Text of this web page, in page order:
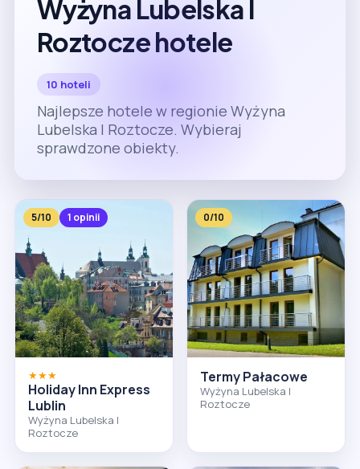
Wyżyna Lubelska I
Roztocze hotele
10 hoteli
Najlepsze hotele w regionie Wyżyna
Lubelska I Roztocze. Wybieraj
sprawdzone obiekty.
5/10 1 opinii
★★★
Holiday Inn Express
Lublin
Wyżyna Lubelska I
Roztocze
0/10
Termy Pałacowe
Wyżyna Lubelska I
Roztocze